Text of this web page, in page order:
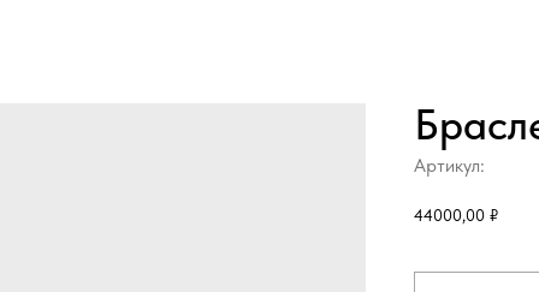
Артикул:
44000,00 ₽